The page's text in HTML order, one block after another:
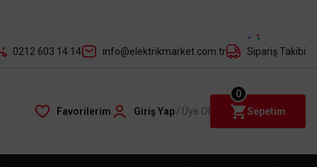
0212 603 14 14 info@elektrikmarket.com.tr Sipariş Takibi
Favorilerim Giriş Yap/ Üye Ol Sepetim
0